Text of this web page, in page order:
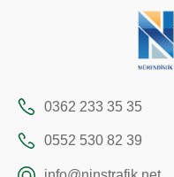
0362 233 35 35
0552 530 82 39